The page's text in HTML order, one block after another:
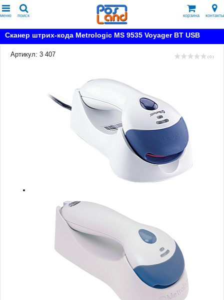
меню поиск корзина контакты
Сканер штрих-кода Metrologic MS 9535 Voyager BT USB
Артикул: 3 407 ( 0 )